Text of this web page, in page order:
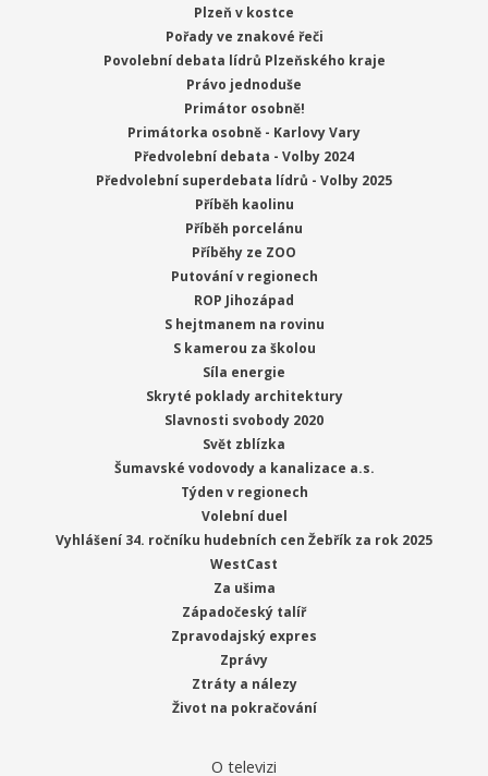
Plzeň v kostce
Pořady ve znakové řeči
Povolební debata lídrů Plzeňského kraje
Právo jednoduše
Primátor osobně!
Primátorka osobně - Karlovy Vary
Předvolební debata - Volby 2024
Předvolební superdebata lídrů - Volby 2025
Příběh kaolinu
Příběh porcelánu
Příběhy ze ZOO
Putování v regionech
ROP Jihozápad
S hejtmanem na rovinu
S kamerou za školou
Síla energie
Skryté poklady architektury
Slavnosti svobody 2020
Svět zblízka
Šumavské vodovody a kanalizace a.s.
Týden v regionech
Volební duel
Vyhlášení 34. ročníku hudebních cen Žebřík za rok 2025
WestCast
Za ušima
Západočeský talíř
Zpravodajský expres
Zprávy
Ztráty a nálezy
Život na pokračování
O televizi